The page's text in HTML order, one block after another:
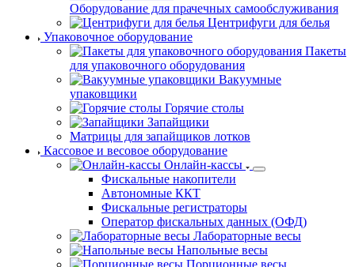
Оборудование для прачечных самообслуживания
Центрифуги для белья
Упаковочное оборудование
Пакеты
для упаковочного оборудования
Вакуумные
упаковщики
Горячие столы
Запайщики
Матрицы для запайщиков лотков
Кассовое и весовое оборудование
Онлайн-кассы
Фискальные накопители
Автономные ККТ
Фискальные регистраторы
Оператор фискальных данных (ОФД)
Лабораторные весы
Напольные весы
Порционные весы